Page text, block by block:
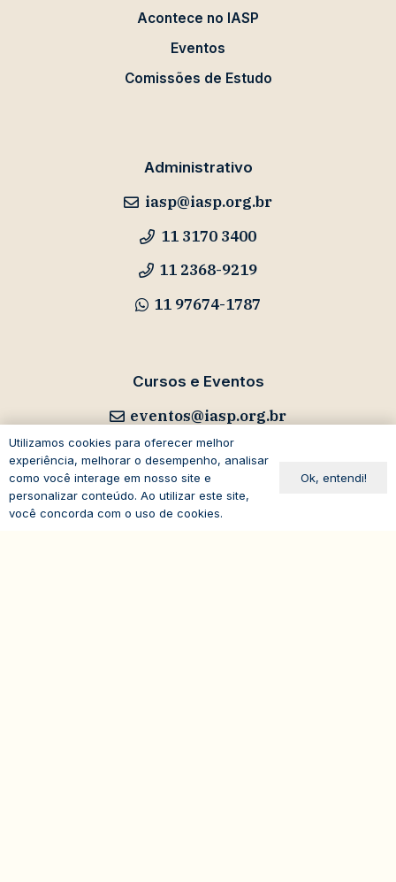
Acontece no IASP
Eventos
Comissões de Estudo
Administrativo
iasp@iasp.org.br
11 3170 3400
11 2368-9219
11 97674-1787
Cursos e Eventos
eventos@iasp.org.br
11 94047-5796
Utilizamos cookies para oferecer melhor
experiência, melhorar o desempenho, analisar
como você interage em nosso site e
personalizar conteúdo. Ao utilizar este site,
você concorda com o uso de cookies.
Ok, entendi!